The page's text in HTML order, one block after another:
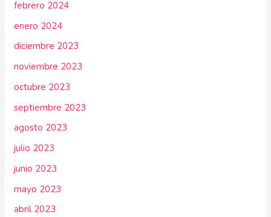
febrero 2024
enero 2024
diciembre 2023
noviembre 2023
octubre 2023
septiembre 2023
agosto 2023
julio 2023
junio 2023
mayo 2023
abril 2023